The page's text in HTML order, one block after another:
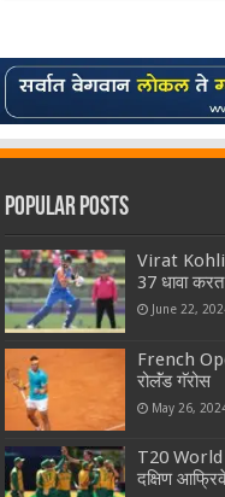
Popular Posts
Virat Kohli :
37 धावा
June 22,
French
रोलॅंड गॅरोस
May 26,
T20 World
दक्षिण